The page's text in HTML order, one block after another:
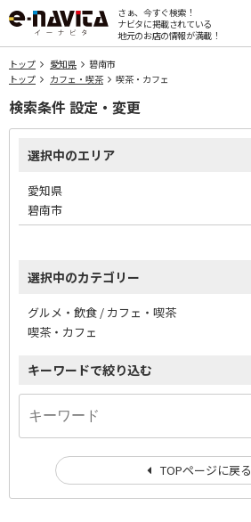
さぁ、今すぐ検索！
ナビタに掲載されている
地元のお店の情報が満載！
トップ 愛知県
碧南市
トップ
カフェ・喫茶 喫茶・カフェ
検索条件 設定・変更
選択中のエリア
愛知県
碧南市
選択中のカテゴリー
グルメ・飲食 / カフェ・喫茶
喫茶・カフェ
キーワードで絞り込む
TOPページに戻る